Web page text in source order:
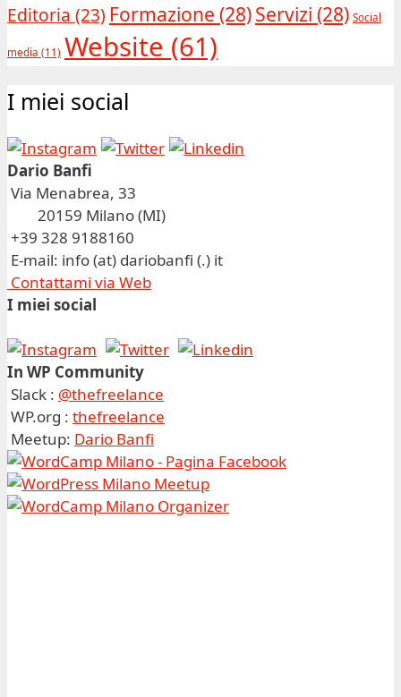
Editoria (23) Formazione (28)Servizi (28) Social
media (11) Website (61)
I miei social
Dario Banfi
Via Menabrea, 33
20159 Milano (MI)
+39 328 9188160
E-mail: info (at) dariobanfi (.) it
Contattami via Web
I miei social
In WP Community
Slack : @thefreelance
WP.org : thefreelance
Meetup: Dario Banfi